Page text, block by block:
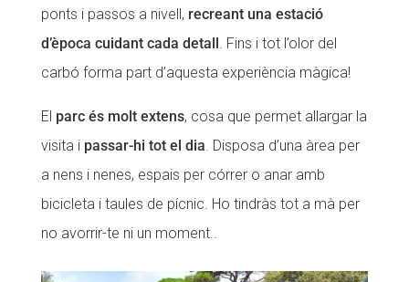
ponts i passos a nivell, recreant una estació
d’època cuidant cada detall . Fins i tot l’olor del
carbó forma part d’aquesta experiència màgica!
El parc és molt extens, cosa que permet allargar la
visita i passar-hi tot el dia. Disposa d’una àrea per
a nens i nenes, espais per córrer o anar amb
bicicleta i taules de pícnic. Ho tindràs tot a mà per
no avorrir-te ni un moment..